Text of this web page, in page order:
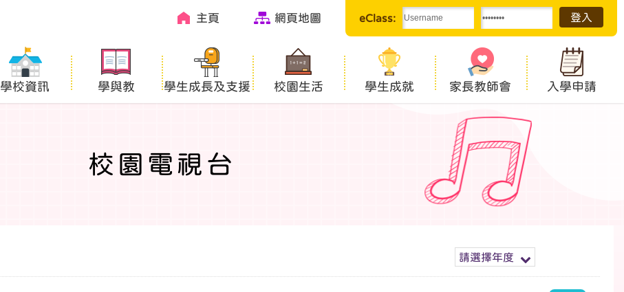
eClass:
主頁 網頁地圖
學校資訊 學與教 學生成長及支援 校園生活 學生成就 家長教師會 入學申請
校園電視台
請選擇年度